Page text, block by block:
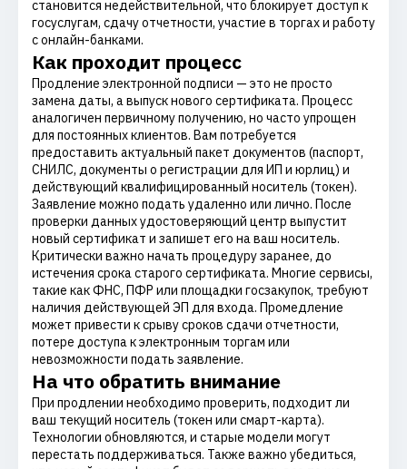
становится недействительной, что блокирует доступ к
госуслугам, сдачу отчетности, участие в торгах и работу
с онлайн-банками.
Как проходит процесс
Продление электронной подписи — это не просто
замена даты, а выпуск нового сертификата. Процесс
аналогичен первичному получению, но часто упрощен
для постоянных клиентов. Вам потребуется
предоставить актуальный пакет документов (паспорт,
СНИЛС, документы о регистрации для ИП и юрлиц) и
действующий квалифицированный носитель (токен).
Заявление можно подать удаленно или лично. После
проверки данных удостоверяющий центр выпустит
новый сертификат и запишет его на ваш носитель.
Критически важно начать процедуру заранее, до
истечения срока старого сертификата. Многие сервисы,
такие как ФНС, ПФР или площадки госзакупок, требуют
наличия действующей ЭП для входа. Промедление
может привести к срыву сроков сдачи отчетности,
потере доступа к электронным торгам или
невозможности подать заявление.
На что обратить внимание
При продлении необходимо проверить, подходит ли
ваш текущий носитель (токен или смарт-карта).
Технологии обновляются, и старые модели могут
перестать поддерживаться. Также важно убедиться,